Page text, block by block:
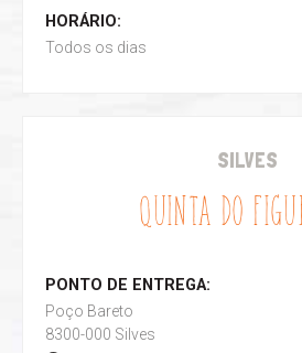
HORÁRIO:
Todos os dias
SILVES
QUINTA DO
PONTO DE ENTREGA:
Poço Bareto
8300-000 Silves